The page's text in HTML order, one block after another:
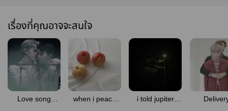
เรื่องที่คุณอาจจะสนใจ
Love song
when i peach
i told jupiter